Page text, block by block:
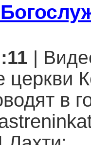
|
церкви
в